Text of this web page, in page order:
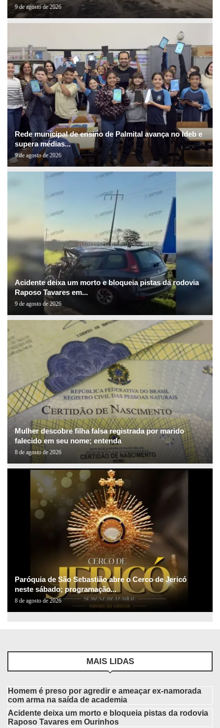
9 de agosto de 2026
Rede municipal de ensino de Palmital avança no Ideb e
supera médias...
9 de agosto de 2026
Acidente deixa um morto e bloqueia pistas da rodovia
Raposo Tavares em...
9 de agosto de 2026
Mulher descobre filha falsa registrada por marido
falecido em seu nome; entenda
8 de agosto de 2026
Paróquia de São Sebastião abre o Cerco de Jericó
neste sábado; programação...
8 de agosto de 2026
MAIS LIDAS
Homem é preso por agredir e ameaçar ex-namorada
com arma na saída de academia
Acidente deixa um morto e bloqueia pistas da rodovia
Raposo Tavares em Ourinhos